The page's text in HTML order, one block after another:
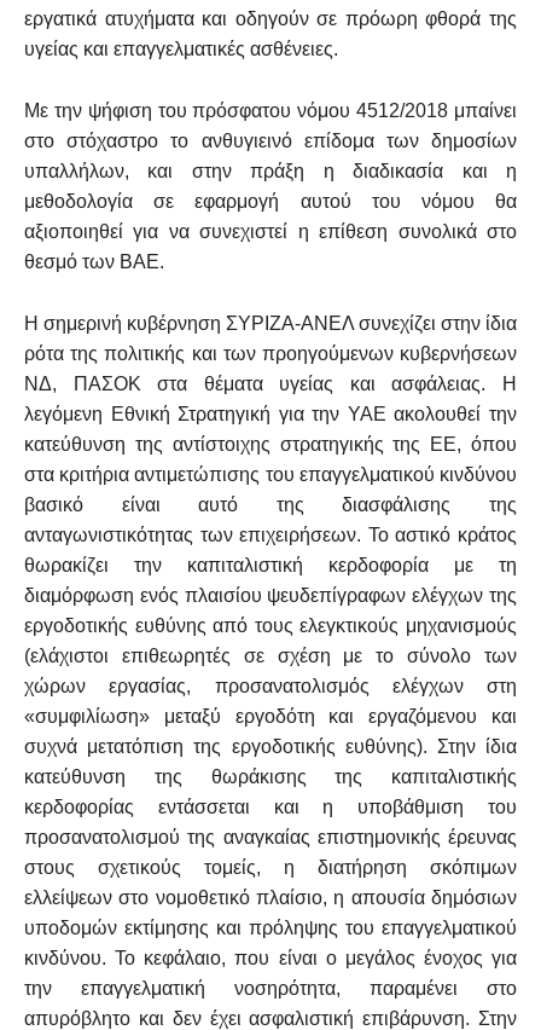
εργατικά ατυχήματα και οδηγούν σε πρόωρη φθορά της
υγείας και επαγγελματικές ασθένειες.
Με την ψήφιση του πρόσφατου νόμου 4512/2018 μπαίνει
στο στόχαστρο το ανθυγιεινό επίδομα των δημοσίων
υπαλλήλων, και στην πράξη η διαδικασία και η
μεθοδολογία σε εφαρμογή αυτού του νόμου θα
αξιοποιηθεί για να συνεχιστεί η επίθεση συνολικά στο
θεσμό των ΒΑΕ.
Η σημερινή κυβέρνηση ΣΥΡΙΖΑ-ΑΝΕΛ συνεχίζει στην ίδια
ρότα της πολιτικής και των προηγούμενων κυβερνήσεων
ΝΔ, ΠΑΣΟΚ στα θέματα υγείας και ασφάλειας. Η
λεγόμενη Εθνική Στρατηγική για την ΥΑΕ ακολουθεί την
κατεύθυνση της αντίστοιχης στρατηγικής της ΕΕ, όπου
στα κριτήρια αντιμετώπισης του επαγγελματικού κινδύνου
βασικό είναι αυτό της διασφάλισης της
ανταγωνιστικότητας των επιχειρήσεων. Το αστικό κράτος
θωρακίζει την καπιταλιστική κερδοφορία με τη
διαμόρφωση ενός πλαισίου ψευδεπίγραφων ελέγχων της
εργοδοτικής ευθύνης από τους ελεγκτικούς μηχανισμούς
(ελάχιστοι επιθεωρητές σε σχέση με το σύνολο των
χώρων εργασίας, προσανατολισμός ελέγχων στη
«συμφιλίωση» μεταξύ εργοδότη και εργαζόμενου και
συχνά μετατόπιση της εργοδοτικής ευθύνης). Στην ίδια
κατεύθυνση της θωράκισης της καπιταλιστικής
κερδοφορίας εντάσσεται και η υποβάθμιση του
προσανατολισμού της αναγκαίας επιστημονικής έρευνας
στους σχετικούς τομείς, η διατήρηση σκόπιμων
ελλείψεων στο νομοθετικό πλαίσιο, η απουσία δημόσιων
υποδομών εκτίμησης και πρόληψης του επαγγελματικού
κινδύνου. Το κεφάλαιο, που είναι ο μεγάλος ένοχος για
την επαγγελματική νοσηρότητα, παραμένει στο
απυρόβλητο και δεν έχει ασφαλιστική επιβάρυνση. Στην